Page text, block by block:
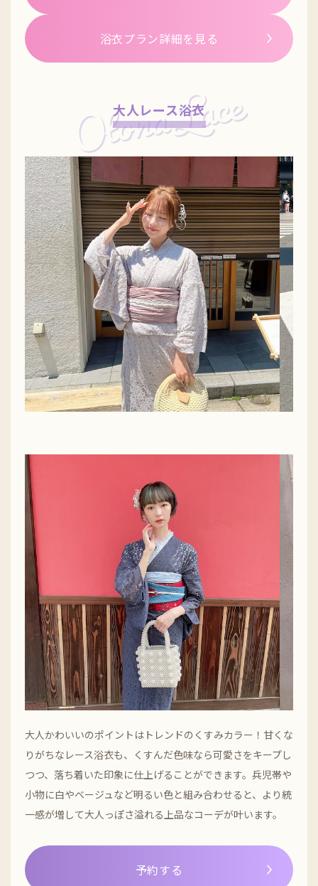
浴衣プラン詳細を見る
大人レース浴衣
大人かわいいのポイントはトレンドのくすみカラー！甘くな
りがちなレース浴衣も、くすんだ色味なら可愛さをキープし
つつ、落ち着いた印象に仕上げることができます。兵児帯や
小物に白やベージュなど明るい色と組み合わせると、より統
一感が増して大人っぽさ溢れる上品なコーデが叶います。
予約する